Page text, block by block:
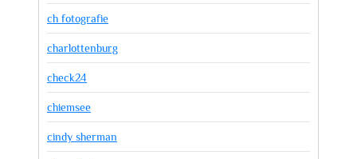
ch fotografie
charlottenburg
check24
chiemsee
cindy sherman